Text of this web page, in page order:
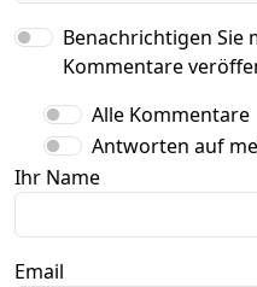
Benachrichtigen Sie
Kommentare
Alle Kommentare
Antworten auf
Ihr Name
Email